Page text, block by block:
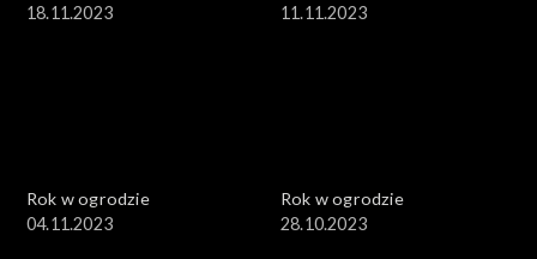
18.11.2023
11.11.2023
Rok w ogrodzie
04.11.2023
Rok w ogrodzie
28.10.2023